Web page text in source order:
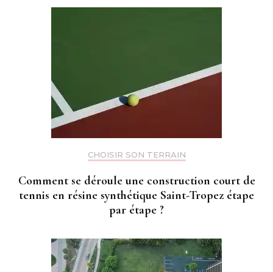
CHOISIR SON TERRAIN
Comment se déroule une construction court de
tennis en résine synthétique Saint-Tropez étape
par étape ?